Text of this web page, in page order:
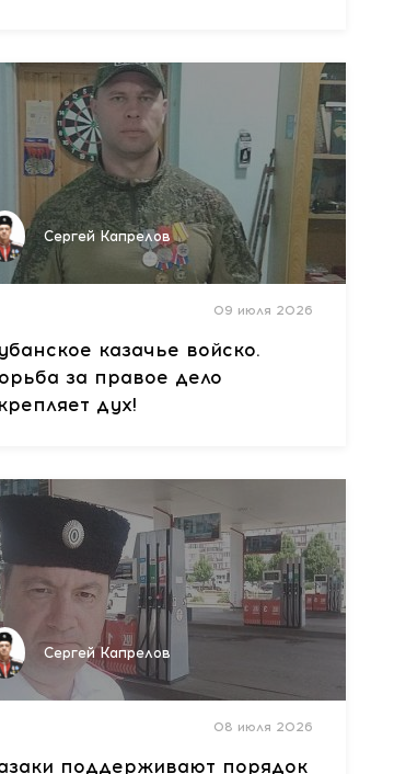
Сергей Капрелов
09 июля 2026
казачье войско.
за правое дело
дух!
Сергей Капрелов
08 июля 2026
поддерживают порядок